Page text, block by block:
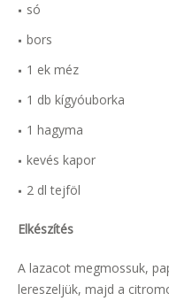
só
bors
1 ek méz
1 db kígyóuborka
1 hagyma
kevés kapor
2 dl tejföl
Elkészítés
A lazacot megmossuk,
lereszeljük, majd a